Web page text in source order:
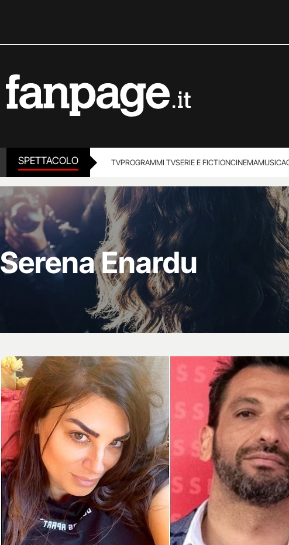
SPETTACOLO TVPROGRAMMI TVSERIE E FICTIONCINEMAMUSICA
Serena Enardu